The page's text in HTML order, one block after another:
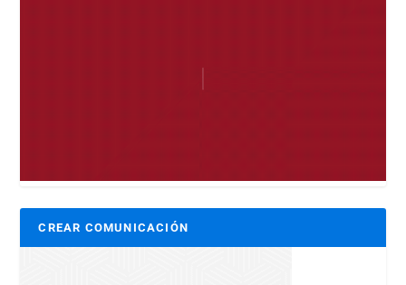
CREAR COMUNICACIÓN